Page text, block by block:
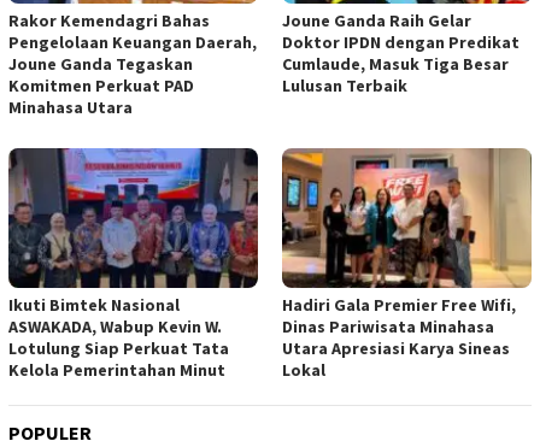
Rakor Kemendagri Bahas
Pengelolaan Keuangan Daerah,
Joune Ganda Tegaskan
Komitmen Perkuat PAD
Minahasa Utara
Joune Ganda Raih Gelar
Doktor IPDN dengan Predikat
Cumlaude, Masuk Tiga Besar
Lulusan Terbaik
Ikuti Bimtek Nasional
ASWAKADA, Wabup Kevin W.
Lotulung Siap Perkuat Tata
Kelola Pemerintahan Minut
Hadiri Gala Premier Free Wifi,
Dinas Pariwisata Minahasa
Utara Apresiasi Karya Sineas
Lokal
POPULER